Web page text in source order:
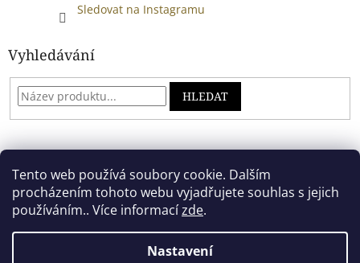
Tento web používá soubory cookie. Dalším
procházením tohoto webu vyjadřujete souhlas s jejich
používáním.. Více informacízde.
Nastavení
Sledovat na Instagramu
Vyhledávání
HLEDAT
Vytvořil Shoptet